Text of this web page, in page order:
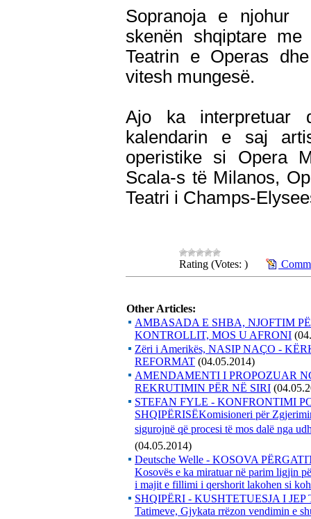
Sopranoja e njohur
skenën shqiptare me
Teatrin e Operas
vitesh mungesë.
Ajo ka interpretuar
kalendarin e saj
operistike si Opera
Scala-s të Milanos,
Teatri i Champs-
Rating (Votes: )
Other Articles:
AMBASADA E SHBA, NJOFTIM
KONTROLLIT, MOS U AFRONI
Zëri i Amerikës, NASIP NAÇO -
REFORMAT (04.05.2014)
AMENDAMENTI I PROPOZUAR
REKRUTIMIN PËR NË SIRI
STEFAN FYLE - KONFRONTIMI
SHQIPËRISËKomisioneri për
sigurojnë që procesi të mos dalë nga
(04.05.2014)
Deutsche Welle - KOSOVA
Kosovës e ka miratuar në parim ligjin
i majit e fillimi i qershorit lakohen si
SHQIPËRI - KUSHTETUESJA I JEP
Tatimeve, Gjykata rrëzon vendimin e